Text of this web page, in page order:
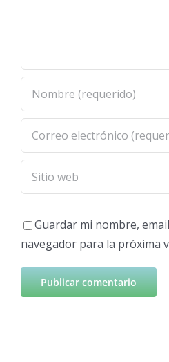
Guardar mi nombre,
navegador para la próxima